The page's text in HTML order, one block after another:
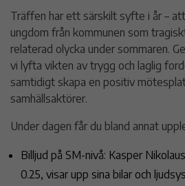
Träffen har ett särskilt syfte i år –
ungdom från kommunen som
relaterad olycka under sommaren.
vi lyfta vikten av trygg och laglig
samtidigt skapa en positiv
samhällsaktörer.
Under dagen får du bland annat
Billjud på SM-nivå: Kasper
0.25, visar upp sina bilar och